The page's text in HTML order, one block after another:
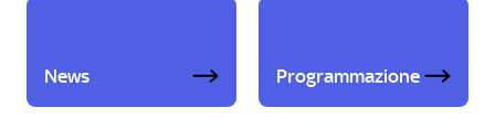
News Programmazione